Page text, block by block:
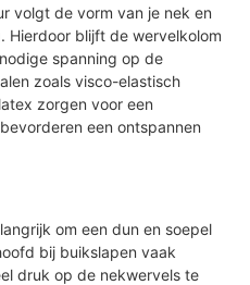
volgt de vorm van je nek en
Hierdoor blijft de wervelkolom
spanning op de
zoals visco-elastisch
zorgen voor een
een ontspannen
om een dun en soepel
bij buikslapen vaak
druk op de nekwervels te